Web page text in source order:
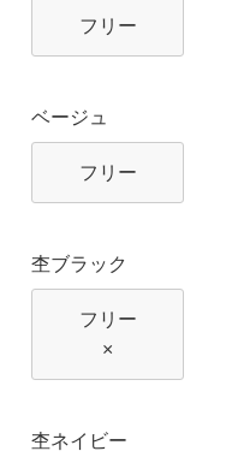
フリー
ベージュ
フリー
杢ブラック
フリー
×
杢ネイビー